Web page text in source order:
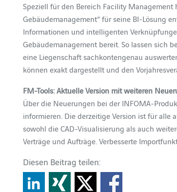
Speziell für den Bereich Facility
Gebäudemanagement“ für seine BI-Lösung
Informationen und intelligenten
Gebäudemanagement bereit. So lassen sich
eine Liegenschaft sachkontengenau
können exakt dargestellt und den
FM-Tools: Aktuelle Version mit weiteren
Über die Neuerungen bei der INFOMA-
informieren. Die derzeitige Version ist für
sowohl die CAD-Visualisierung als auch
Verträge und Aufträge. Verbesserte
Diesen Beitrag teilen: